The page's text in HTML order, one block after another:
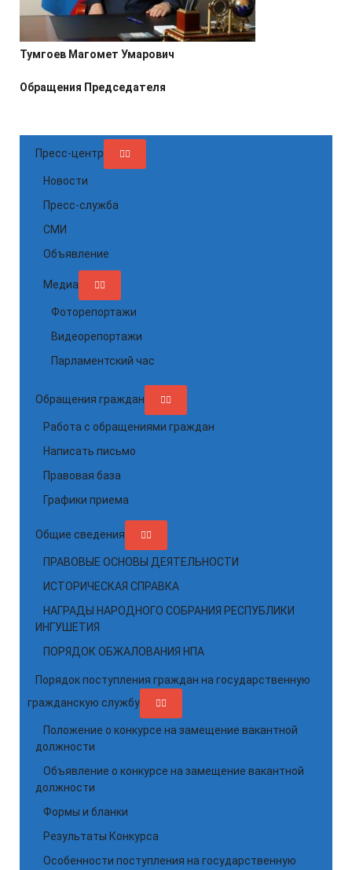
Тумгоев Магомет Умарович
Обращения Председателя
Пресс-центр
Новости
Пресс-служба
СМИ
Объявление
Медиа
Фоторепортажи
Видеорепортажи
Парламентский час
Обращения граждан
Работа с обращениями граждан
Написать письмо
Правовая база
Графики приема
Общие сведения
ПРАВОВЫЕ ОСНОВЫ ДЕЯТЕЛЬНОСТИ
ИСТОРИЧЕСКАЯ СПРАВКА
НАГРАДЫ НАРОДНОГО СОБРАНИЯ РЕСПУБЛИКИ
ИНГУШЕТИЯ
ПОРЯДОК ОБЖАЛОВАНИЯ НПА
Порядок поступления граждан на государственную
гражданскую службу
Положение о конкурсе на замещение вакантной
должности
Объявление о конкурсе на замещение вакантной
должности
Формы и бланки
Результаты Конкурса
Особенности поступления на государственную